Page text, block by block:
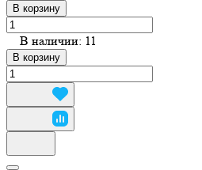
В корзину
В наличии: 11
В корзину